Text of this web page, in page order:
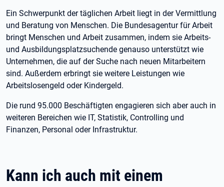
Ein Schwerpunkt der täglichen Arbeit liegt in der Vermittlung
und Beratung von Menschen. Die Bundesagentur für Arbeit
bringt Menschen und Arbeit zusammen, indem sie Arbeits-
und Ausbildungsplatzsuchende genauso unterstützt wie
Unternehmen, die auf der Suche nach neuen Mitarbeitern
sind. Außerdem erbringt sie weitere Leistungen wie
Arbeitslosengeld oder Kindergeld.
Die rund 95.000 Beschäftigten engagieren sich aber auch in
weiteren Bereichen wie IT, Statistik, Controlling und
Finanzen, Personal oder Infrastruktur.
Kann ich auch mit einem